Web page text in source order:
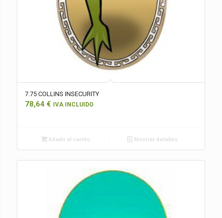
7.75 COLLINS INSECURITY
78,64 € IVA INCLUIDO
Añadir al carrito Mostrar detalles